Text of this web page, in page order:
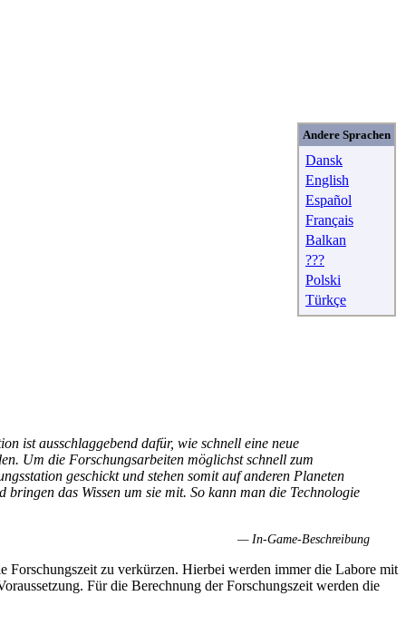
Andere Sprachen
Dansk
English
Español
Français
Balkan
???
Polski
Türkçe
ist ausschlaggebend dafür, wie schnell eine neue
Um die Forschungsarbeiten möglichst schnell zum
geschickt und stehen somit auf anderen Planeten
das Wissen um sie mit. So kann man die Technologie
— In-Game-Beschreibung
Forschungszeit zu verkürzen. Hierbei werden immer die Labore mit
Für die Berechnung der Forschungszeit werden die